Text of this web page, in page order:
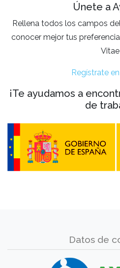
Únete a
Rellena todos los campos
conocer mejor tus
Vitae
Regístrate
¡Te ayudamos a
de
Datos de